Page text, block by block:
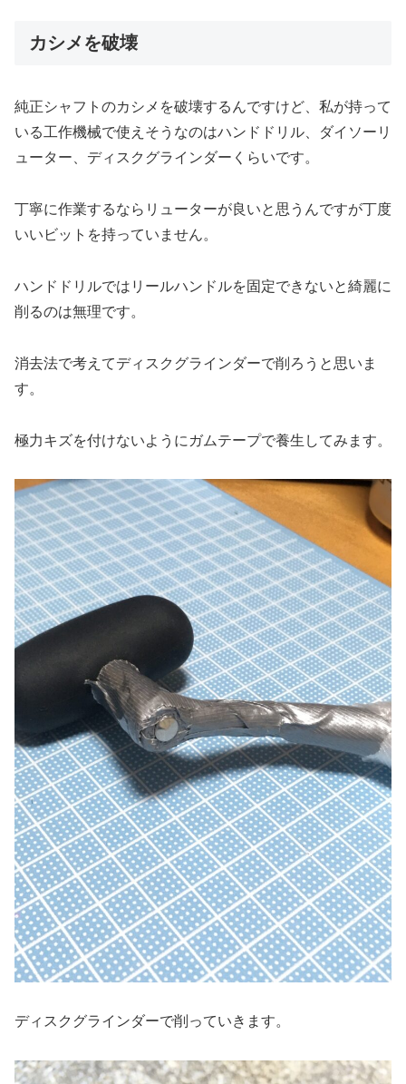
カシメを破壊
純正シャフトのカシメを破壊するんですけど、私が持って
いる工作機械で使えそうなのはハンドドリル、ダイソーリ
ューター、ディスクグラインダーくらいです。
丁寧に作業するならリューターが良いと思うんですが丁度
いいビットを持っていません。
ハンドドリルではリールハンドルを固定できないと綺麗に
削るのは無理です。
消去法で考えてディスクグラインダーで削ろうと思いま
す。
極力キズを付けないようにガムテープで養生してみます。
ディスクグラインダーで削っていきます。